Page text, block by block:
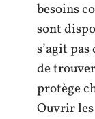
besoins
sont
s’agit
de
protège
Ouvrir